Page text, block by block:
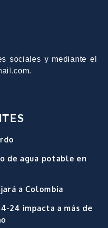
sociales y mediante el
de agua potable en
a Colombia
24 impacta a más de